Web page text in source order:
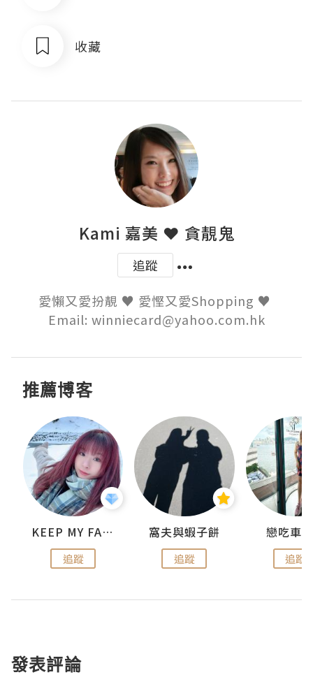
收藏
Kami 嘉美 ❤ 貪靚鬼
追蹤
愛懶又愛扮靚 ♥ 愛慳又愛Shopping ♥
Email: winniecard@yahoo.com.hk
推薦博客
KEEP MY FAITH
追蹤
窩夫與蝦子餅
追蹤
戀吃車
追蹤
發表評論